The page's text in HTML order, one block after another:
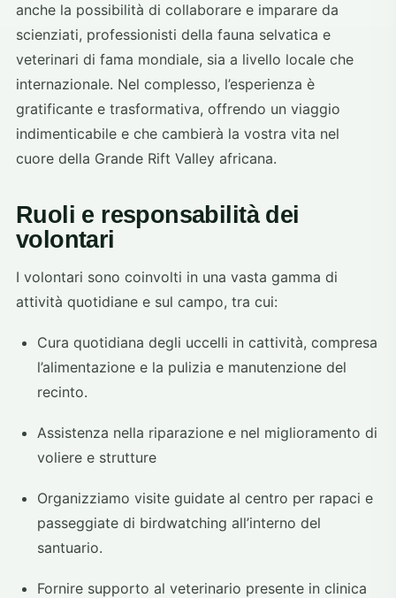
anche la possibilità di collaborare e imparare da
scienziati, professionisti della fauna selvatica e
veterinari di fama mondiale, sia a livello locale che
internazionale. Nel complesso, l’esperienza è
gratificante e trasformativa, offrendo un viaggio
indimenticabile e che cambierà la vostra vita nel
cuore della Grande Rift Valley africana.
Ruoli e responsabilità dei
volontari
I volontari sono coinvolti in una vasta gamma di
attività quotidiane e sul campo, tra cui:
Cura quotidiana degli uccelli in cattività, compresa
l’alimentazione e la pulizia e manutenzione del
recinto.
Assistenza nella riparazione e nel miglioramento di
voliere e strutture
Organizziamo visite guidate al centro per rapaci e
passeggiate di birdwatching all’interno del
santuario.
Fornire supporto al veterinario presente in clinica